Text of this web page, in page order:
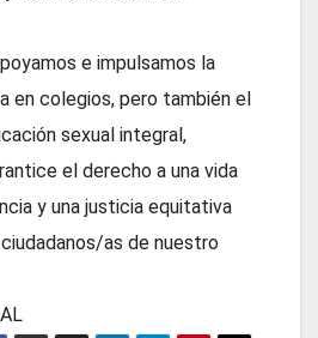
e impulsamos la
en colegios, pero también el
sexual integral,
el derecho a una vida
y una justicia equitativa
as de nuestro